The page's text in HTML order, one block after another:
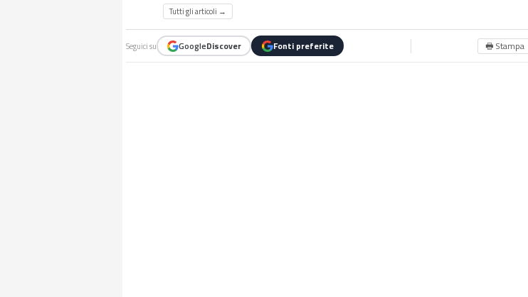
Tutti gli articoli →
Seguici su GoogleDiscover Fonti preferite 🖶 Stampa